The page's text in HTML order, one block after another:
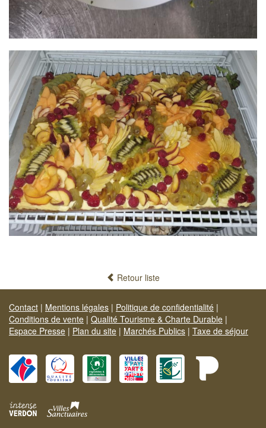
Retour liste
Contact | Mentions légales | Politique de confidentialité |
Conditions de vente | Qualité Tourisme & Charte Durable |
Espace Presse | Plan du site | Marchés Publics | Taxe de séjour